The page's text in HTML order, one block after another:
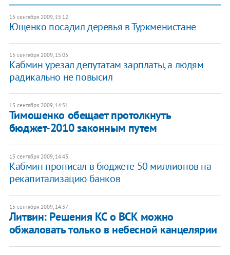
15 сентября 2009, 15:12
Ющенко посадил деревья в Туркменистане
15 сентября 2009, 15:05
Кабмин урезал депутатам зарплаты, а людям
радикально не повысил
15 сентября 2009, 14:51
Тимошенко обещает протолкнуть
бюджет-2010 законным путем
15 сентября 2009, 14:43
Кабмин прописал в бюджете 50 миллионов на
рекапитализацию банков
15 сентября 2009, 14:37
Литвин: Решения КС о ВСК можно
обжаловать только в небесной канцелярии